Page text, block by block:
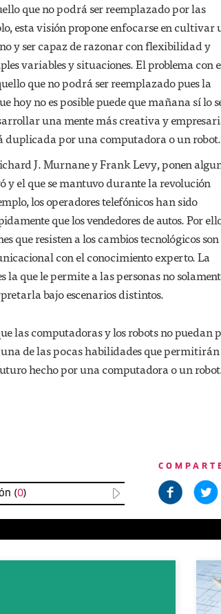
que no podrá ser reemplazado por las
esta visión propone enfocarse en cultivar
y ser capaz de razonar con flexibilidad y
variables y situaciones. El problema con
que no podrá ser reemplazado pues la
hoy no es posible puede que mañana sí lo
una mente más creativa y
duplicada por una computadora o un robot.
J. Murnane y Frank Levy, ponen
y el que se mantuvo durante la revolución
los operadores telefónicos han sido
que los vendedores de autos. Por
que resisten a los cambios tecnológicos son
con el conocimiento experto. La
que le permite a las personas no
bajo escenarios distintos.
las computadoras y los robots no puedan
de las pocas habilidades que permitirán
hecho por una computadora o un
(0)